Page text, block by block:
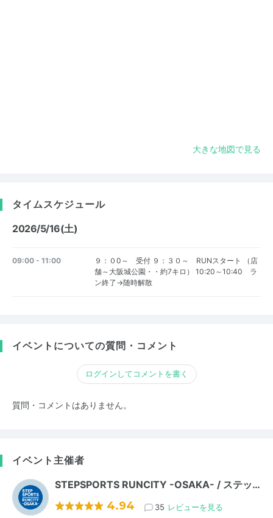
大きな地図で見る
タイムスケジュール
2026/5/16(土)
09:00 - 11:00
９：０0～ 受付 ９：３０～ RUNスタート （店
舗～大阪城公園・・約7キロ） 10:20～10:40 ラ
ン終了→随時解散
イベントについての質問・コメント
ログインしてコメントを書く
質問・コメントはありません。
イベント主催者
STEPSPORTS RUNCITY -OSAKA- / ステッ…
4.94 35 レビューを見る